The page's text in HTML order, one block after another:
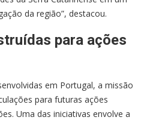
da região”, destacou.
para ações
em Portugal, a missão
para futuras ações
Uma das iniciativas envolve a